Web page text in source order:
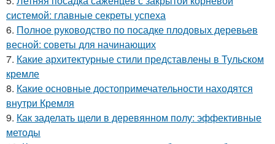
системой: главные секреты успеха
6. Полное руководство по посадке плодовых деревьев
весной: советы для начинающих
7. Какие архитектурные стили представлены в Тульском
кремле
8. Какие основные достопримечательности находятся
внутри Кремля
9. Как заделать щели в деревянном полу: эффективные
методы